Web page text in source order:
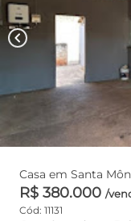
chevron_left
R$ 380.000 /
Cód: 11131